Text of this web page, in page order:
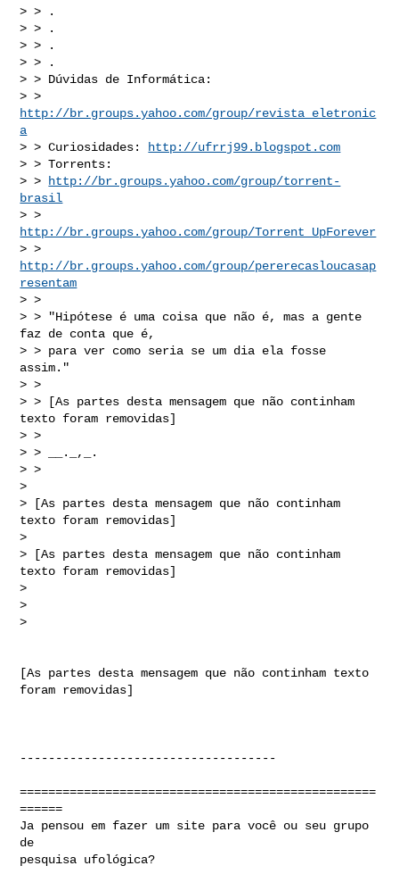
> > .
> > .
> > .
> > .
> > Dúvidas de Informática:
http://br.groups.yahoo.com/group/revista_eletronic
a
> > Curiosidades:
http://ufrrj99.blogspot.com
> > Torrents:
> >
http://br.groups.yahoo.com/group/torrent-
brasil
http://br.groups.yahoo.com/group/Torrent_UpForever
http://br.groups.yahoo.com/group/pererecasloucasap
resentam
> >
> > "Hipótese é uma coisa que não é, mas a gente
faz de conta que é,
> > para ver como seria se um dia ela fosse
assim."
> >
> > [As partes desta mensagem que não continham
texto foram removidas]
> >
> > __._,_.
> >
>
> [As partes desta mensagem que não continham
texto foram removidas]
>
> [As partes desta mensagem que não continham
texto foram removidas]
>
>
>
[As partes desta mensagem que não continham texto
foram removidas]
------------------------------------
==================================================
======
Ja pensou em fazer um site para você ou seu grupo
de
pesquisa ufológica?